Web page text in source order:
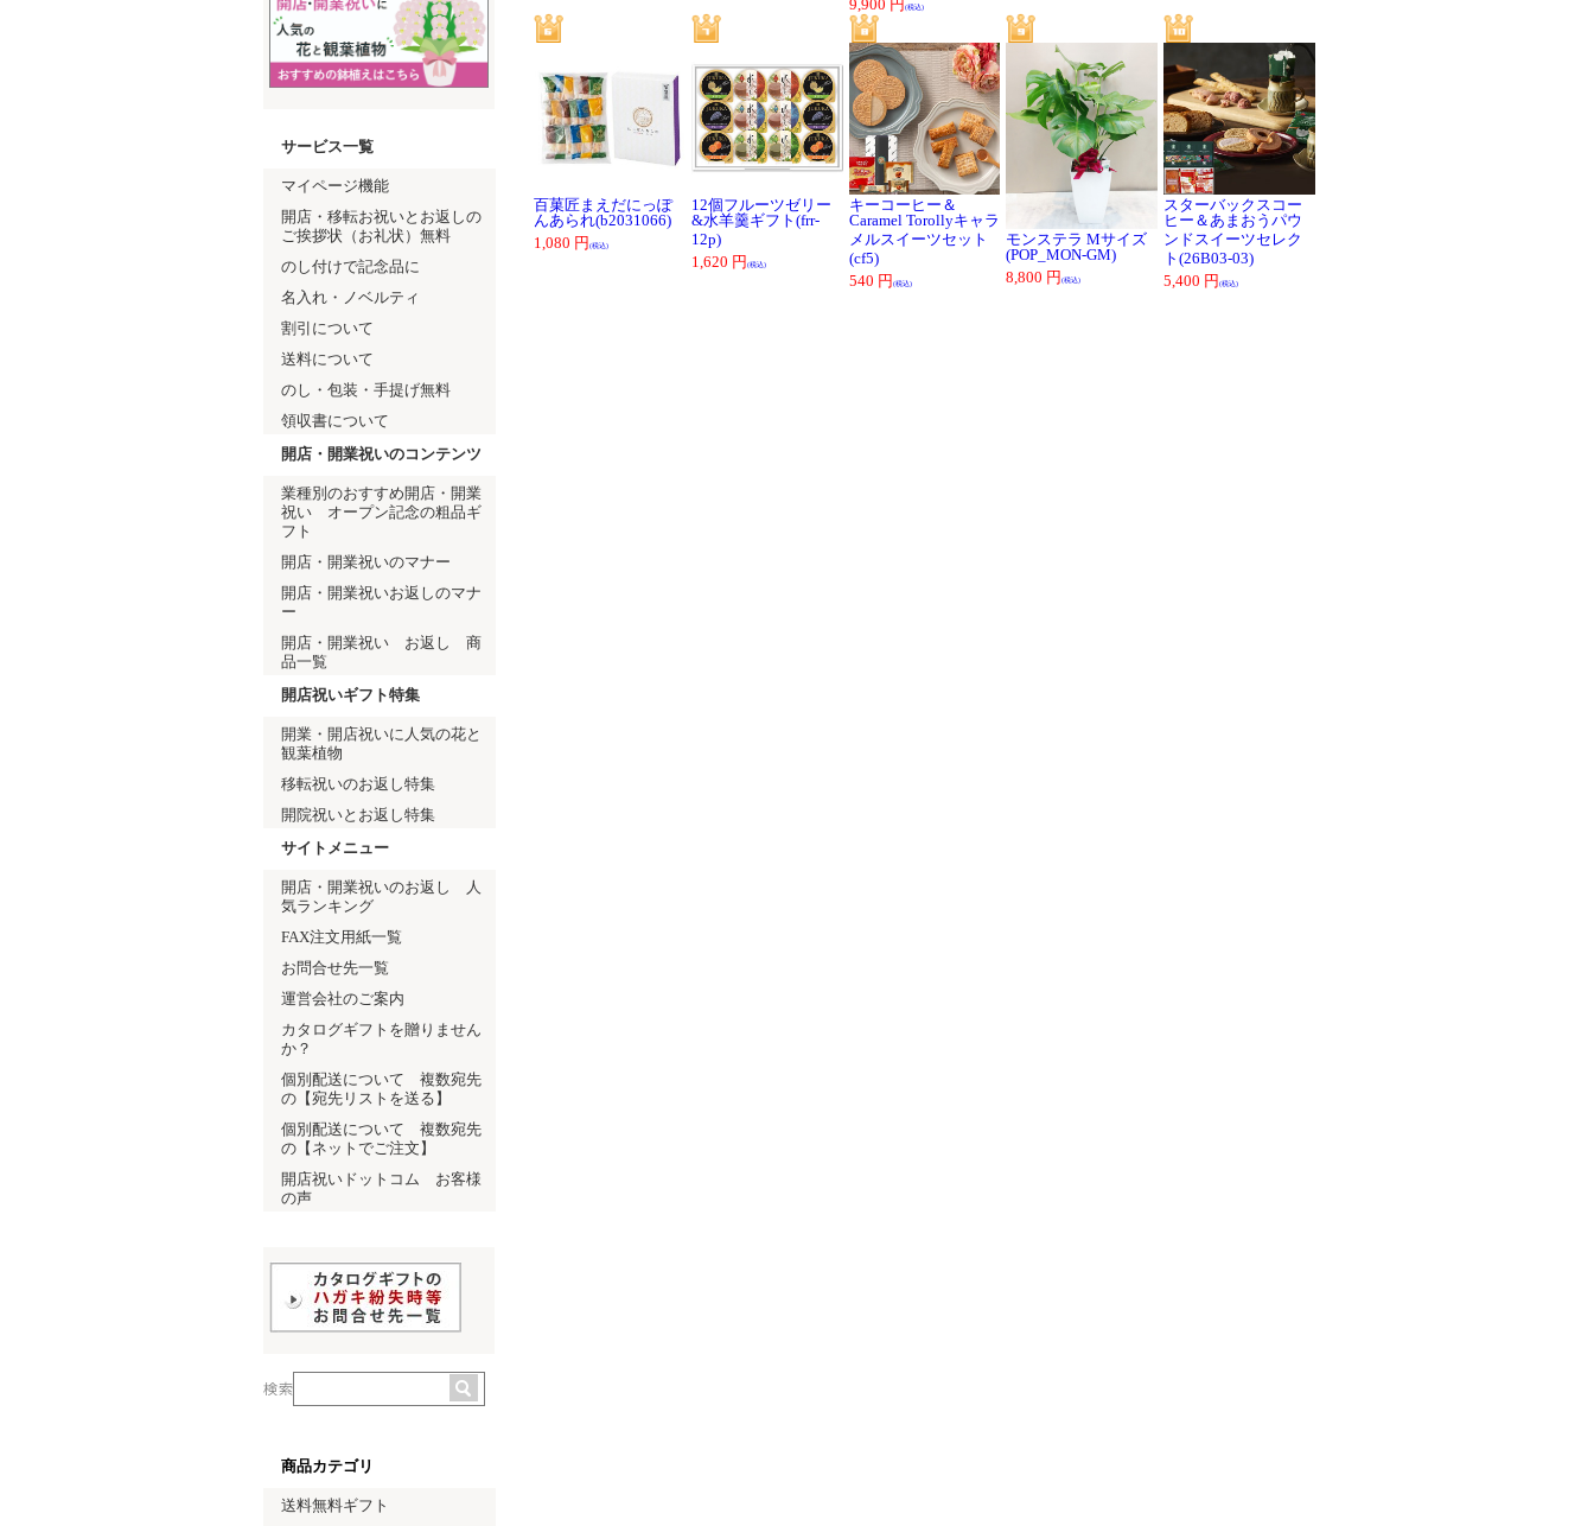
サービス一覧
マイページ機能
開店・移転お祝いとお返しの
ご挨拶状（お礼状）無料
のし付けで記念品に
名入れ・ノベルティ
割引について
送料について
のし・包装・手提げ無料
領収書について
開店・開業祝いのコンテンツ
業種別のおすすめ開店・開業
祝い オープン記念の粗品ギ
フト
開店・開業祝いのマナー
開店・開業祝いお返しのマナ
ー
開店・開業祝い お返し 商
品一覧
開店祝いギフト特集
開業・開店祝いに人気の花と
観葉植物
移転祝いのお返し特集
開院祝いとお返し特集
サイトメニュー
開店・開業祝いのお返し 人
気ランキング
FAX注文用紙一覧
お問合せ先一覧
運営会社のご案内
カタログギフトを贈りません
か？
個別配送について 複数宛先
の【宛先リストを送る】
個別配送について 複数宛先
の【ネットでご注文】
開店祝いドットコム お客様
の声
商品カテゴリ
送料無料ギフト